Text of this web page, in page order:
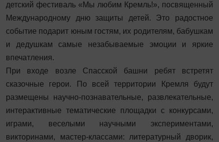
детский фестиваль «Мы любим Кремль!», посвященный
Международному дню защиты детей. Это радостное
событие подарит юным гостям, их родителям, бабушкам
и дедушкам самые незабываемые эмоции и яркие
впечатления.
При входе возле Спасской башни ребят встретят
сказочные герои. По всей территории Кремля будут
размещены научно-познавательные, развлекательные,
интерактивные тематические площадки с конкурсами,
играми, веселыми научными экспериментами,
викторинами, мастер-классами: литературный дворик,